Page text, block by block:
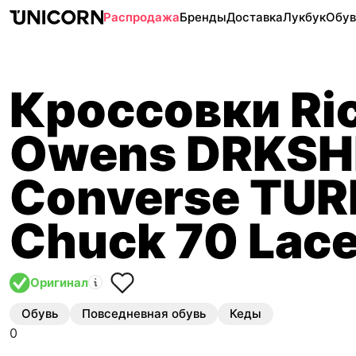
РаспродажаБрендыДоставкаЛукбук
Кроссовки
Owens
Converse
Chuck 70
Оригинал
Обувь Повседневная обувь Кеды
0